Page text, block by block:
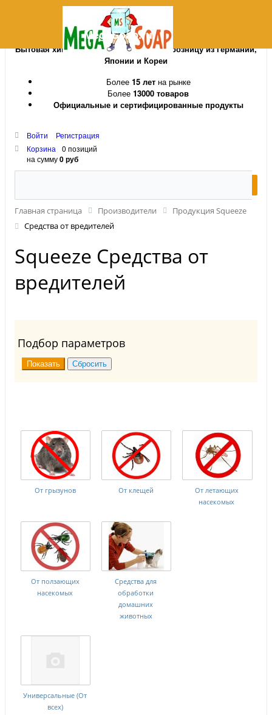
MegaSoap.ru
Бытовая химия и косметика оптом и в розницу из Германии,
Японии и Кореи
Более 15 летна рынке
Более 13000 товаров
Официальные и сертифицированные продукты
Войти
Регистрация
Корзина
0 позиций
на сумму0 руб
Главная страница Производители
Продукция Squeeze
Средства от вредителей
Squeeze Средства от
вредителей
Подбор параметров
От грызунов От клещей
От летающих
насекомых
От ползающих
насекомых
Средства для
обработки
домашних
животных
Универсальные (От
всех)